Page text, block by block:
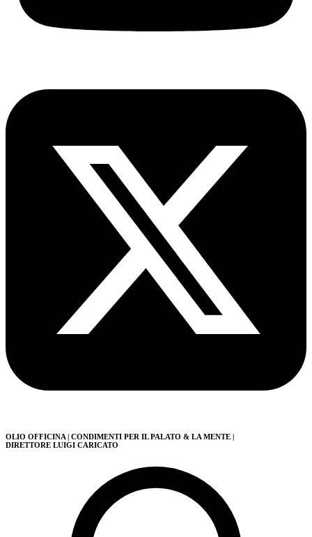
OLIO OFFICINA | CONDIMENTI PER IL PALATO & LA MENTE |
DIRETTORE LUIGI CARICATO